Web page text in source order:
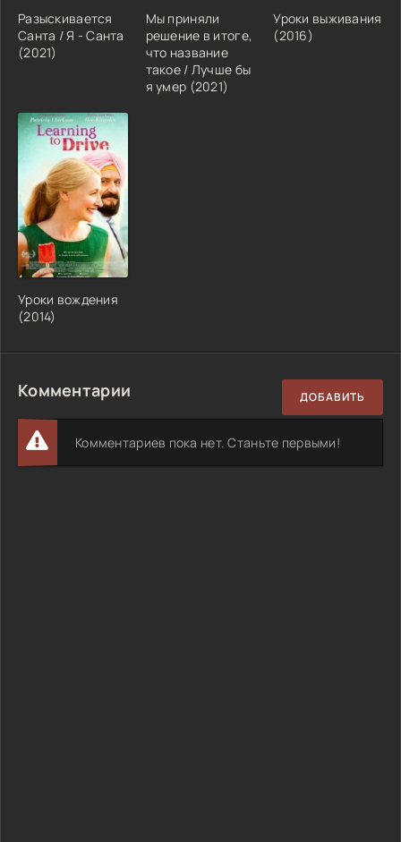
Разыскивается
Санта / Я - Санта
(2021)
Мы приняли
решение в итоге,
что название
такое / Лучше бы
я умер (2021)
Уроки выживания
(2016)
Уроки вождения
(2014)
Комментарии ДОБАВИТЬ
Комментариев пока нет. Станьте первыми!